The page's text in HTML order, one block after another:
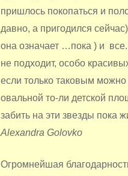
пришлось покопаться и
давно, а пригодился
она означает …пока ) и
не подходит, особо
если только таковым можно
овальной то-ли детской
забить на эти звезды пока
Alexandra Golovko
Огромнейшая